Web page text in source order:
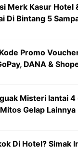
Merk Kasur Hotel
Di Bintang 5
Promo
DANA &
Misteri lantai 4
Gelap Lainnya
Di Hotel? Simak